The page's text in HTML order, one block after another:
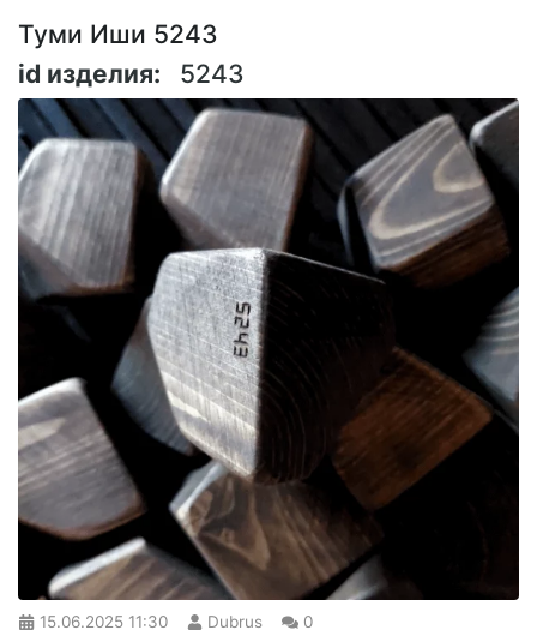
Туми Иши 5243
id изделия:
5243
15.06.2025 11:30 Dubrus 0